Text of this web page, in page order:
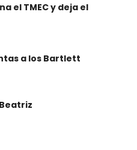
el TMEC y deja el
a los Bartlett